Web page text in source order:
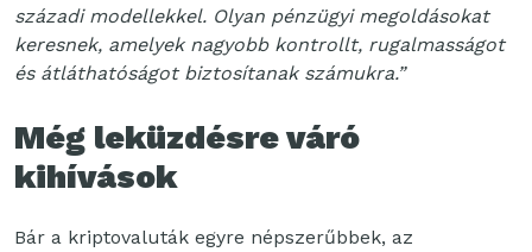
századi modellekkel. Olyan pénzügyi megoldásokat
keresnek, amelyek nagyobb kontrollt, rugalmasságot
és átláthatóságot biztosítanak számukra.”
Még leküzdésre váró
kihívások
Bár a kriptovaluták egyre népszerűbbek, az